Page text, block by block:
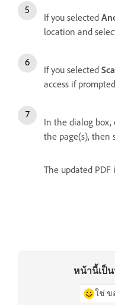
If you selected
location and
If you selected
access if
In the dialog
the page(s), then
The updated PDF
หน้านี้เป็
ใช่